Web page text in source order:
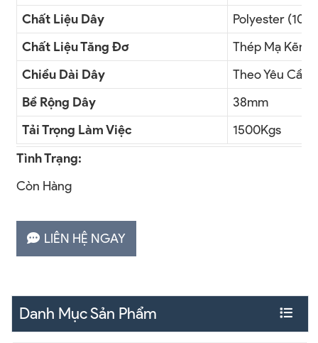
Chất Liệu Dây
Polyester
Chất Liệu Tăng Đơ
Thép Mạ Kẽm
Chiều Dài Dây
Theo Yêu Cầu
Bề Rộng Dây
38mm
Tải Trọng Làm Việc
1500Kgs
Tình Trạng:
Còn Hàng
LIÊN HỆ NGAY
Danh Mục Sản Phẩm